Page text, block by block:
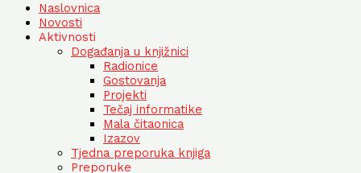
Naslovnica
Novosti
Aktivnosti
Događanja u knjižnici
Radionice
Gostovanja
Projekti
Tečaj informatike
Mala čitaonica
Izazov
Tjedna preporuka knjiga
Preporuke